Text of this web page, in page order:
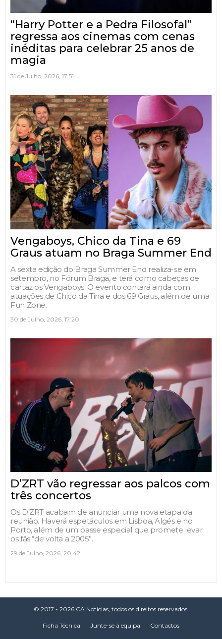
“Harry Potter e a Pedra Filosofal”
regressa aos cinemas com cenas
inéditas para celebrar 25 anos de
magia
31 de Julho, 2026, 17:51
Vengaboys, Chico da Tina e 69
Graus atuam no Braga Summer End
A sexta edição do Braga Summer End realiza-se em
setembro, no Fórum Braga, e terá como cabeças de
cartaz os Vengaboys. O evento contará ainda com
atuações de Chico da Tina e dos 69 Graus, além de uma
Fun Zone.
30 de Julho, 2026, 17:20
D’ZRT vão regressar aos palcos com
três concertos
Os D’ZRT acabam de anunciar uma nova etapa da
reunião. Haverá espetáculos em Lisboa, Algés e no
Porto, além de um passe especial que promete levar
os fãs “de volta a 2005”.
29 de Julho, 2026, 20:42
© 2017 - 2026 CA Notícias, todos os direitos reservados.
Ficha Técnica Junte-se à equipa Contactos